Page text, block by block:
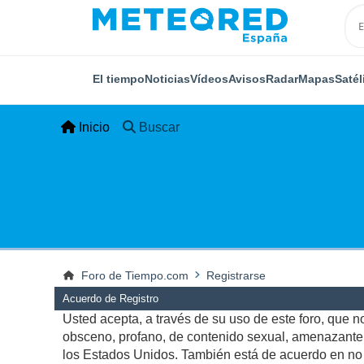
El tiempoNoticiasVídeosAvisosRadarMapas
Inicio Buscar
Foro de Tiempo.com Registrarse
Acuerdo de Registro
Usted acepta, a través de su uso de este foro, que
obsceno, profano, de contenido sexual,
los Estados Unidos. También está de acuerdo en